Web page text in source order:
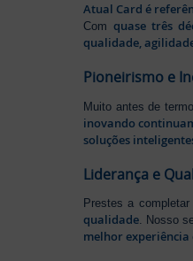
Atual Card é
Comquase três
qualidade,
Pioneirismo e
Muito antes de
inovando
soluções
Liderança e
Prestes a
qualidade. Nosso
melhor experiência